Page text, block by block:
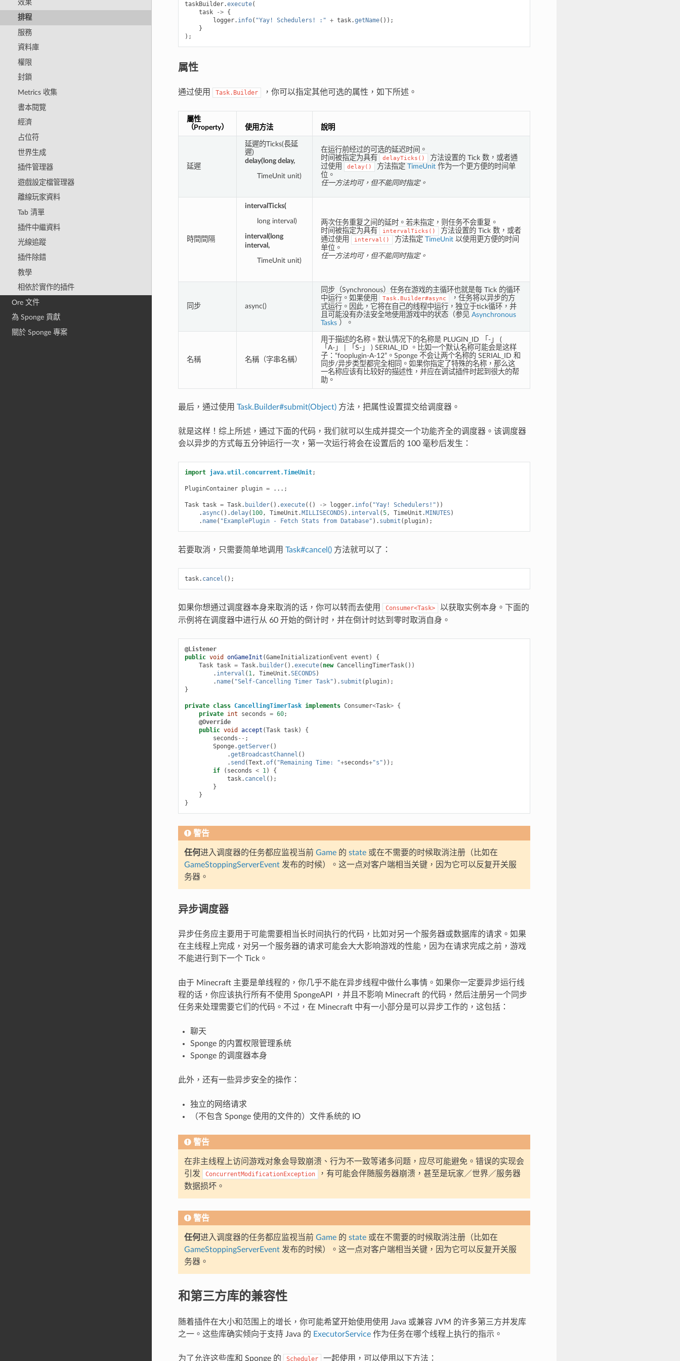
效果
排程
服務
資料庫
權限
封鎖
Metrics 收集
書本閱覽
經濟
占位符
世界生成
插件管理器
遊戲設定檔管理器
離線玩家資料
Tab 清單
插件中繼資料
光線追蹤
插件除錯
教學
相依於實作的插件
Ore 文件
為 Sponge 貢獻
關於 Sponge 專案
taskBuilder.execute(
task
-> {
logger. info( "Yay! Schedulers! :" + task.getName());
}
);
属性
通过使用 Task.Builder ，你可以指定其他可选的属性，如下所述。
屬性
（Property）
使用方法 說明
延遲
延遲的Ticks(長延
遲)
delay(long delay,
TimeUnit unit)
在运行前经过的可选的延迟时间。
时间被指定为具有
delayTicks()
方法设置的 Tick 数，或者通
过使用
delay() 方法指定 TimeUnit作为一个更方便的时间单
位。
任一方法均可，但不能同时指定。
時間間隔
intervalTicks(
long interval)
interval(long
interval,
TimeUnit unit)
两次任务重复之间的延时。若未指定，则任务不会重复。
时间被指定为具有
intervalTicks()
方法设置的 Tick 数，或者
通过使用
interval() 方法指定 TimeUnit以使用更方便的时间
单位。
任一方法均可，但不能同时指定。
同步 async()
同步（Synchronous）任务在游戏的主循环也就是每 Tick 的循环
中运行。如果使用
Task.Builder#async
，任务将以异步的方
式运行。因此，它将在自己的线程中运行，独立于tick循环，并
且可能没有办法安全地使用游戏中的状态（参见 Asynchronous
Tasks）。
名稱 名稱（字串名稱）
用于描述的名称。默认情况下的名称是 PLUGIN_ID 「-」 (
「A-」 | 「S-」 ) SERIAL_ID 。比如一个默认名称可能会是这样
子：“fooplugin-A-12”。Sponge 不会让两个名称的 SERIAL_ID 和
同步/异步类型都完全相同。如果你指定了特殊的名称，那么这
一名称应该有比较好的描述性，并应在调试插件时起到很大的帮
助。
最后，通过使用 Task.Builder#submit(Object)方法，把属性设置提交给调度器。
就是这样！综上所述，通过下面的代码，我们就可以生成并提交一个功能齐全的调度器。该调度器
会以异步的方式每五分钟运行一次，第一次运行将会在设置后的 100 毫秒后发生：
import java.util.concurrent.TimeUnit;
PluginContainer plugin = ...;
Task task = Task. builder().execute(() -> logger. info( "Yay! Schedulers!" ))
.async().delay( 100, TimeUnit .MILLISECONDS). interval (5, TimeUnit .MINUTES)
. name( "ExamplePlugin - Fetch Stats from Database" ). submit ( plugin);
若要取消，只需要简单地调用 Task#cancel()方法就可以了：
task. cancel ();
如果你想通过调度器本身来取消的话，你可以转而去使用 Consumer<Task>
以获取实例本身。下面的
示例将在调度器中进行从 60 开始的倒计时，并在倒计时达到零时取消自身。
@Listener
public void onGameInit (GameInitializationEvent event )
{
Task task = Task. builder().execute( new CancellingTimerTask())
. interval ( 1, TimeUnit .SECONDS)
. name( "Self-Cancelling Timer Task" ). submit ( plugin);
}
private class CancellingTimerTask implements Consumer<Task> {
private int seconds = 60;
@Override
public void accept (Task task)
{
seconds -- ;
Sponge.getServer()
.getBroadcastChannel ()
. send (Text .of( "Remaining Time: "+seconds+"s" ));
if
( seconds < 1)
{
task. cancel ();
}
}
}
警告
任何 进入调度器的任务都应监视当前 Game的 state或在不需要的时候取消注册（比如在
GameStoppingServerEvent发布的时候）。这一点对客户端相当关键，因为它可以反复开关服
务器。
异步调度器
异步任务应主要用于可能需要相当长时间执行的代码，比如对另一个服务器或数据库的请求。如果
在主线程上完成，对另一个服务器的请求可能会大大影响游戏的性能，因为在请求完成之前，游戏
不能进行到下一个 Tick。
由于 Minecraft 主要是单线程的，你几乎不能在异步线程中做什么事情。如果你一定要异步运行线
程的话，你应该执行所有不使用 SpongeAPI ，并且不影响 Minecraft 的代码，然后注册另一个同步
任务来处理需要它们的代码。不过，在 Minecraft 中有一小部分是可以异步工作的，这包括：
聊天
Sponge 的内置权限管理系统
Sponge 的调度器本身
此外，还有一些异步安全的操作：
独立的网络请求
（不包含 Sponge 使用的文件的）文件系统的 IO
警告
在非主线程上访问游戏对象会导致崩溃、行为不一致等诸多问题，应尽可能避免。错误的实现会
引发
ConcurrentModificationException
，有可能会伴随服务器崩溃，甚至是玩家／世界／服务器
数据损坏。
警告
任何 进入调度器的任务都应监视当前 Game的 state或在不需要的时候取消注册（比如在
GameStoppingServerEvent发布的时候）。这一点对客户端相当关键，因为它可以反复开关服
务器。
和第三方库的兼容性
随着插件在大小和范围上的增长，你可能希望开始使用使用 Java 或兼容 JVM 的许多第三方并发库
之一。这些库确实倾向于支持 Java 的 ExecutorService作为任务在哪个线程上执行的指示。
为了允许这些库和 Sponge 的 Scheduler 一起使用，可以使用以下方法：